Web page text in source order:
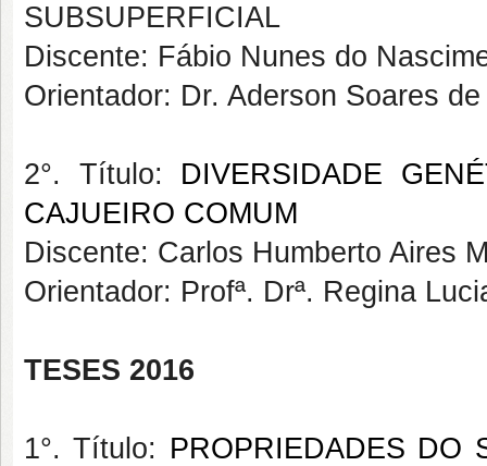
SUBSUPERFICIAL
Discente: Fábio Nunes do
Orientador: Dr. Aderson Soares
2°. Título: DIVERSIDADE
CAJUEIRO COMUM
Discente: Carlos Humberto Aires
Orientador: Profª. Drª. Regina
TESES 2016
1°. Título: PROPRIEDADES DO